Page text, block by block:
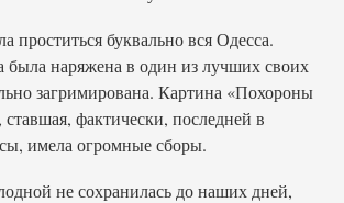
буквально вся Одесса.
была наряжена в один из лучших своих
загримирована. Картина «Похороны
фактически, последней в
имела огромные сборы.
не сохранилась до наших дней,